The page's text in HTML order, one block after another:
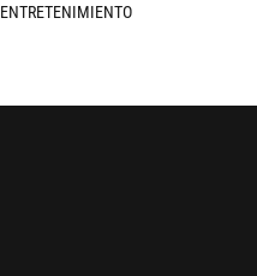
ENTRETENIMIENTO